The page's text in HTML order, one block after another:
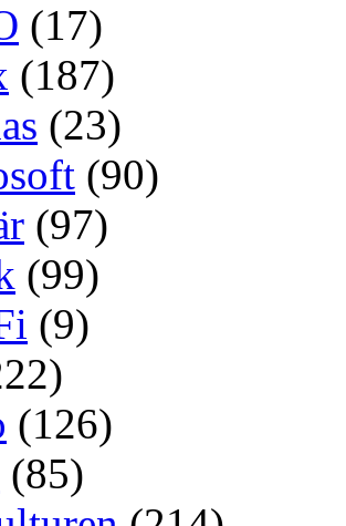
(17)
(187)
(23)
(90)
(97)
(99)
(9)
(126)
(85)